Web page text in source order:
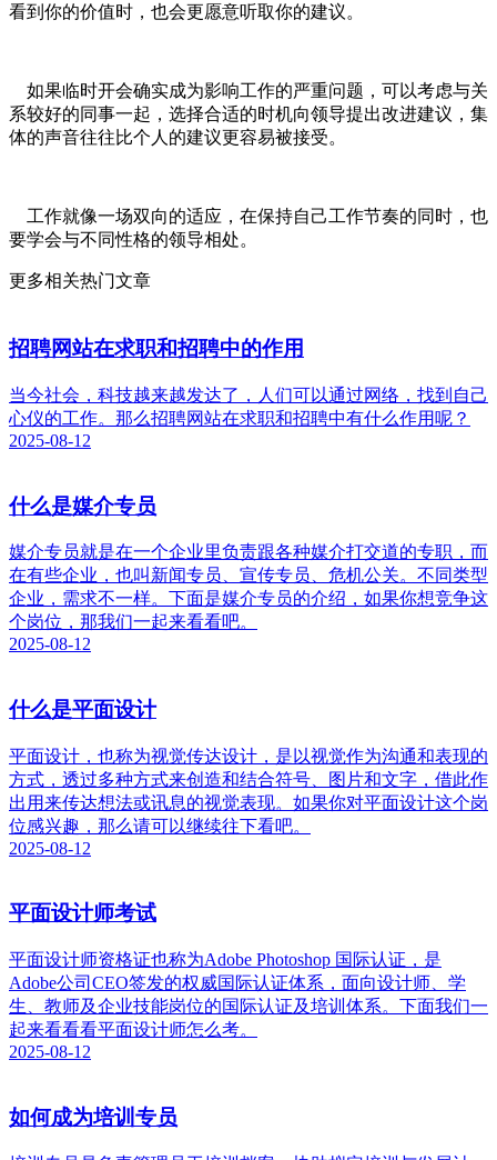
看到你的价值时，也会更愿意听取你的建议。
如果临时开会确实成为影响工作的严重问题，可以考虑与关
系较好的同事一起，选择合适的时机向领导提出改进建议，集
体的声音往往比个人的建议更容易被接受。
工作就像一场双向的适应，在保持自己工作节奏的同时，也
要学会与不同性格的领导相处。
更多相关热门文章
招聘网站在求职和招聘中的作用
当今社会，科技越来越发达了，人们可以通过网络，找到自己
心仪的工作。那么招聘网站在求职和招聘中有什么作用呢？
2025-08-12
什么是媒介专员
媒介专员就是在一个企业里负责跟各种媒介打交道的专职，而
在有些企业，也叫新闻专员、宣传专员、危机公关。不同类型
企业，需求不一样。下面是媒介专员的介绍，如果你想竞争这
个岗位，那我们一起来看看吧。
2025-08-12
什么是平面设计
平面设计，也称为视觉传达设计，是以视觉作为沟通和表现的
方式，透过多种方式来创造和结合符号、图片和文字，借此作
出用来传达想法或讯息的视觉表现。如果你对平面设计这个岗
位感兴趣，那么请可以继续往下看吧。
2025-08-12
平面设计师考试
平面设计师资格证也称为Adobe Photoshop 国际认证，是
Adobe公司CEO签发的权威国际认证体系，面向设计师、学
生、教师及企业技能岗位的国际认证及培训体系。下面我们一
起来看看看平面设计师怎么考。
2025-08-12
如何成为培训专员